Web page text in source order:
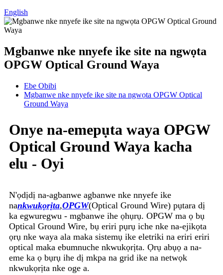
English
Mgbanwe nke nnyefe ike site na ngwọta
OPGW Optical Ground Waya
Ebe Obibi
Mgbanwe nke nnyefe ike site na ngwọta OPGW Optical
Ground Waya
Onye na-emepụta waya OPGW
Optical Ground Waya kacha
elu - Oyi
N'ọdịdị na-agbanwe agbanwe nke nnyefe ike
nankwukọrịta,OPGW(Optical Ground Wire) pụtara dị
ka egwuregwu - mgbanwe ihe ọhụrụ. OPGW ma ọ bụ
Optical Ground Wire, bụ eriri pụrụ iche nke na-ejikọta
ọrụ nke waya ala maka sistemụ ike eletriki na eriri eriri
optical maka ebumnuche nkwukọrịta. Ọrụ abụọ a na-
eme ka ọ bụrụ ihe dị mkpa na grid ike na netwọk
nkwukọrịta nke oge a.